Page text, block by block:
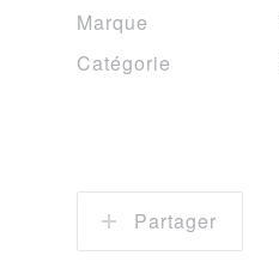
Marque
Catégorie
Partager